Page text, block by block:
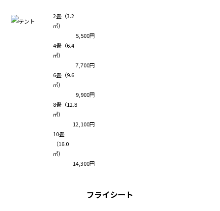
2畳（3.2
㎡）
5,500円
4畳（6.4
㎡）
7,700円
6畳（9.6
㎡）
9,900円
8畳（12.8
㎡）
12,100円
10畳
（16.0
㎡）
14,300円
フライシート